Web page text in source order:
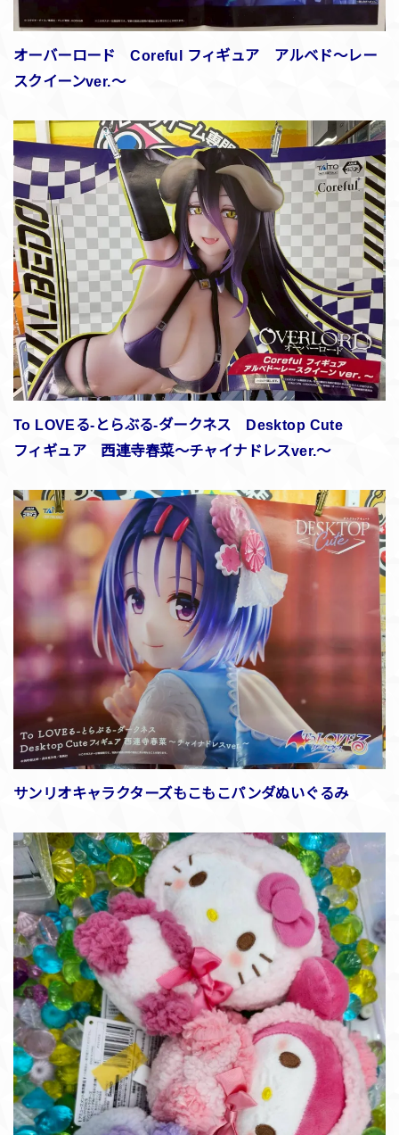
オーバーロード Coreful フィギュア アルベド～レー
スクイーンver.～
To LOVEる-とらぶる-ダークネス Desktop Cute
フィギュア 西連寺春菜～チャイナドレスver.～
サンリオキャラクターズもこもこパンダぬいぐるみ